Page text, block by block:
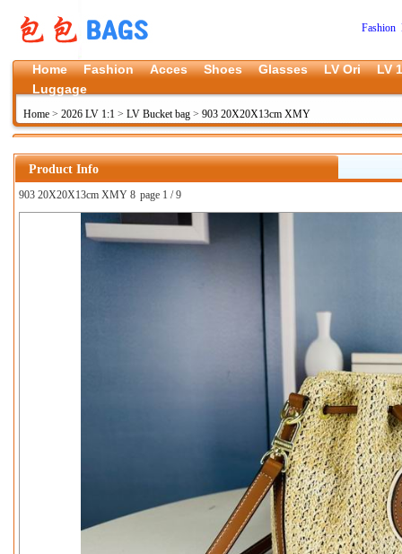
Fashion
Home Fashion Acces Shoes Glasses LV Ori
LV
Luggage
Home > 2026 LV 1:1 > LV Bucket bag > 903 20X20X13cm XMY
Product Info
903 20X20X13cm XMY 8 page 1 / 9